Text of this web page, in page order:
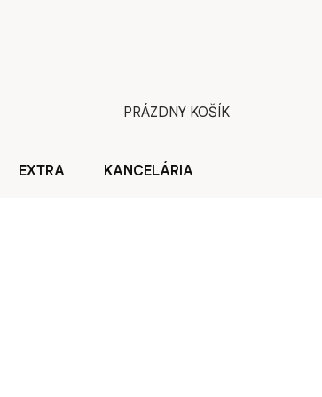
NÁKUPNÝ
PRÁZDNY KOŠÍK
EXTRA KANCELÁRIA